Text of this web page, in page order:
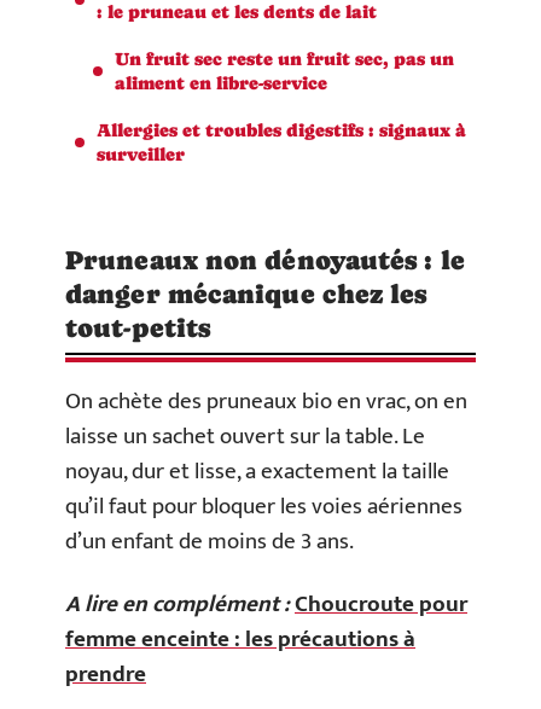
: le pruneau et les dents de lait
Un fruit sec reste un fruit sec, pas un
aliment en libre-service
Allergies et troubles digestifs : signaux à
surveiller
Pruneaux non dénoyautés : le
danger mécanique chez les
tout-petits
On achète des pruneaux bio en vrac, on en
laisse un sachet ouvert sur la table. Le
noyau, dur et lisse, a exactement la taille
qu’il faut pour bloquer les voies aériennes
d’un enfant de moins de 3 ans.
A lire en complément :Choucroute pour
femme enceinte : les précautions à
prendre